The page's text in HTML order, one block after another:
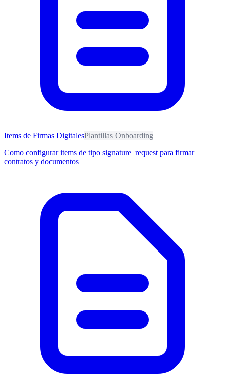
Items de Firmas DigitalesPlantillas Onboarding
Como configurar items de tipo signature_request para firmar
contratos y documentos